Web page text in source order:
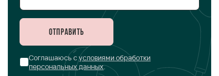
Отправить
Соглашаюсь сусловиями обработки
персональных данных.